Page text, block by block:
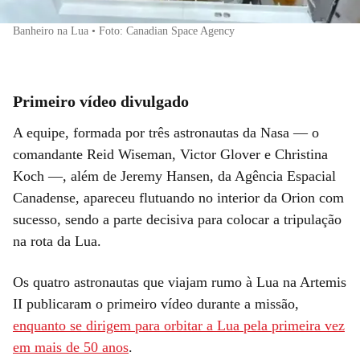
Banheiro na Lua • Foto: Canadian Space Agency
Primeiro vídeo divulgado
A equipe, formada por três astronautas da Nasa — o
comandante Reid Wiseman, Victor Glover e Christina
Koch —, além de Jeremy Hansen, da Agência Espacial
Canadense, apareceu flutuando no interior da Orion com
sucesso, sendo a parte decisiva para colocar a tripulação
na rota da Lua.
Os quatro astronautas que viajam rumo à Lua na Artemis
II publicaram o primeiro vídeo durante a missão,
enquanto se dirigem para orbitar a Lua pela primeira vez
em mais de 50 anos.